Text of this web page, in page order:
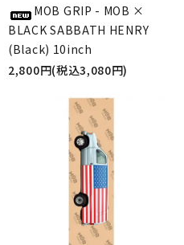
MOB GRIP - MOB ×
BLACK SABBATH HENRY
(Black) 10inch
2,800円(税込3,080円)